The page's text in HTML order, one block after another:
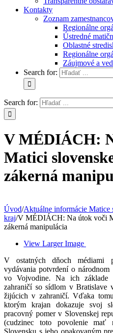
Kontakty
Zoznam
Regionálne
Ústredné
Oblastné
Regionálne
Záujmové a
Search for:
Search for:
V MÉDIÁCH:
Matici
zákerná
Úvod/Aktuálne informácie Matice
kraj/V MÉDIÁCH: Na útok voči
zákerná manipulácia
View Larger Image
V ostatných dňoch médiami
vydávania potvrdení o
vo Vojvodine. Na ich
zahraničí so sídlom v Bratislave
žijúcich v zahraničí. Vďaka
ktorým krajan dokazuje svoj
pracovný pomer v Slovenskej
(cudzinec toto povolenie
Slovensku s jeho opakovaným